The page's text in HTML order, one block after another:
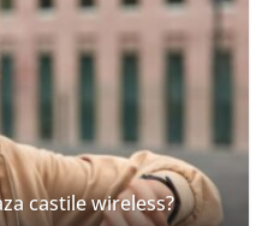
castile wireless?